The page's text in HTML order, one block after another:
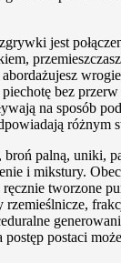
jest
bez
na sposób
różnym
broń palną, uniki,
i mikstury.
tworzone
rzemieślnicze,
postaci